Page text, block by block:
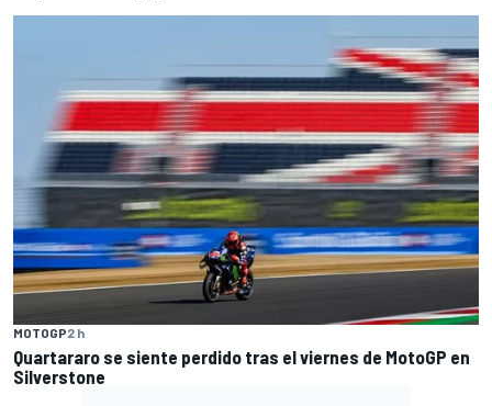
MOTOGP2 h
Quartararo se siente perdido tras el viernes de MotoGP en
Silverstone